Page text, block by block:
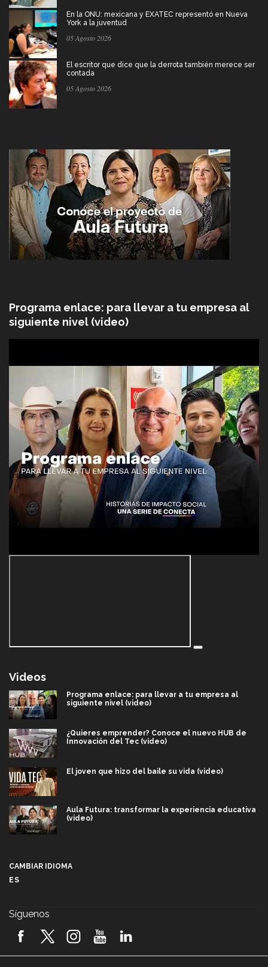
En la ONU: mexicana y EXATEC representó en Nueva
York a la juventud
05 Agosto 2026
El escritor que dice que la derrota también merece ser
contada
05 Agosto 2026
Programa enlace: para llevar a tu empresa al
siguiente nivel (video)
Videos
Programa enlace: para llevar a tu empresa al
siguiente nivel (video)
¿Quieres emprender? Conoce el nuevo HUB de
Innovación del Tec (video)
El joven que hizo del baile su vida (video)
Aula Futura: transformar la experiencia educativa
(video)
2026! (video)
CAMBIAR IDIOMA
ES
Síguenos